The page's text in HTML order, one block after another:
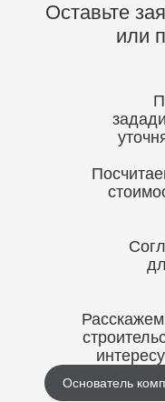
Оставьте
или
Основатель